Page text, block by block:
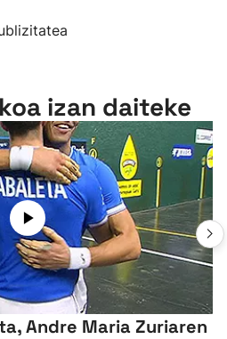
izan daiteke
Andre Maria Zuriaren